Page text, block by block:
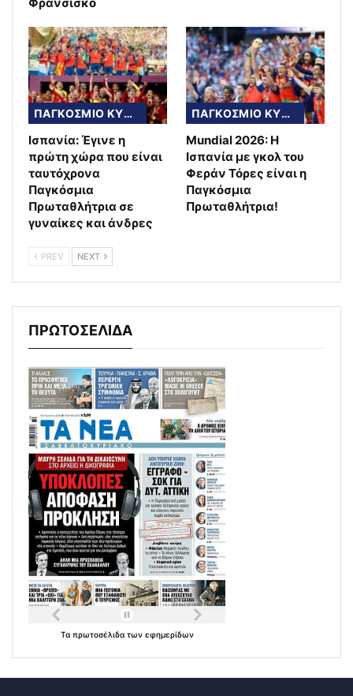
ΠΑΓΚΟΣΜΙΟ ΚΥΠΕΛΛΟ
Ισπανία: Έγινε η
πρώτη χώρα που είναι
ταυτόχρονα
Παγκόσμια
Πρωταθλήτρια σε
γυναίκες και άνδρες
ΠΑΓΚΟΣΜΙΟ ΚΥΠΕΛΛΟ
Mundial 2026: Η
Ισπανία με γκολ του
Φεράν Τόρες είναι η
Παγκόσμια
Πρωταθλήτρια!
PREV NEXT
ΠΡΩΤΟΣΕΛΙΔΑ
Τα πρωτοσέλιδα των εφημερίδων